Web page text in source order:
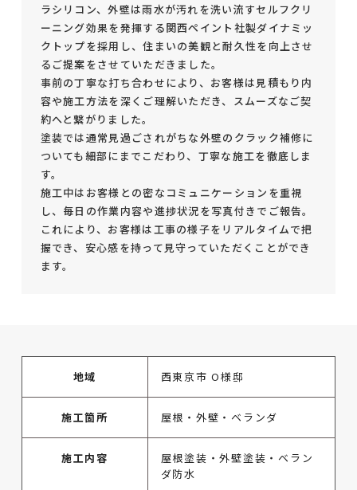
ラシリコン、外壁は雨水が汚れを洗い流すセルフクリ
ーニング効果を発揮する関西ペイント社製ダイナミッ
クトップを採用し、住まいの美観と耐久性を向上させ
るご提案をさせていただきました。
事前の丁寧な打ち合わせにより、お客様は見積もり内
容や施工方法を深くご理解いただき、スムーズなご契
約へと繋がりました。
塗装では通常見過ごされがちな外壁のクラック補修に
ついても細部にまでこだわり、丁寧な施工を徹底しま
す。
施工中はお客様との密なコミュニケーションを重視
し、毎日の作業内容や進捗状況を写真付きでご報告。
これにより、お客様は工事の様子をリアルタイムで把
握でき、安心感を持って見守っていただくことができ
ます。
地域 西東京市 O様邸
施工箇所 屋根・外壁・ベランダ
施工内容
屋根塗装・外壁塗装・ベラン
ダ防水